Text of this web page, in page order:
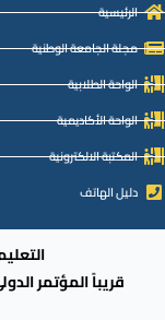
الرئيسية
مجلة الجامعة الوطنية
الواحة الطلابية
الواحة الأكاديمية
المكتبة الالكترونية
دليل الهاتف
قريباً المؤتمر